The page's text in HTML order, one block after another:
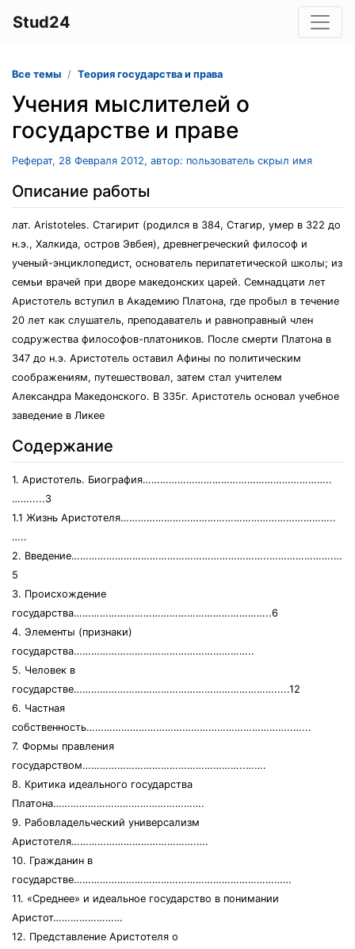
Stud24
Все темы Теория государства и права
Учения мыслителей о
государстве и праве
Реферат, 28 Февраля 2012, автор: пользователь скрыл имя
Описание работы
лат. Aristoteles. Стагирит (родился в 384, Стагир, умер в 322 до
н.э., Халкида, остров Эвбея), древнегреческий философ и
ученый-энциклопедист, основатель перипатетической школы; из
семьи врачей при дворе македонских царей. Семнадцати лет
Аристотель вступил в Академию Платона, где пробыл в течение
20 лет как слушатель, преподаватель и равноправный член
содружества философов-платоников. После смерти Платона в
347 до н.э. Аристотель оставил Афины по политическим
соображениям, путешествовал, затем стал учителем
Александра Македонского. В 335г. Аристотель основал учебное
заведение в Ликее
Содержание
1. Аристотель. Биография………………………………………………………..
…….....3
1.1 Жизнь Аристотеля………………………………………………………………..
…..
2. Введение…………………………………………………………..………………….…
5
3. Происхождение
государства…………………………………………………………..6
4. Элементы (признаки)
государства……………………………………………………..
5. Человек в
государстве…………………………………………………………….....12
6. Частная
собственность……………………………………………………………..…...
7. Формы правления
государством………………………………………………..…….
8. Критика идеального государства
Платона…………………………………………….
9. Рабовладельческий универсализм
Аристотеля…………………………………….….
10. Гражданин в
государстве…………………………………………………………………
11. «Среднее» и идеальное государство в понимании
Аристот……………………
12. Представление Аристотеля о